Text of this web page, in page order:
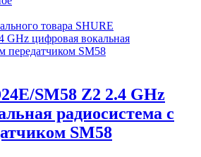
SM58 Z2 2.4 GHz
радиосистема с
SM58